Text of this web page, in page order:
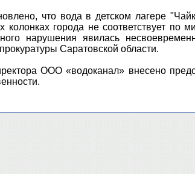
что вода в детском лагере
города не соответствует по
нарушения явилась
Саратовской области.
ООО «водоканал» внесено